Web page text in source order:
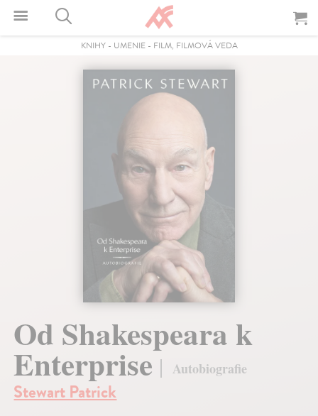
KNIHY- UMENIE- FILM, FILMOVÁ VEDA
Od Shakespeara k
Enterprise Autobiografie
Stewart Patrick